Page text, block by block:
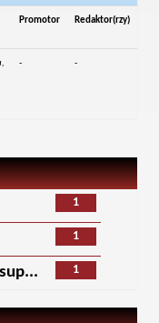
Promotor Redaktor(rzy)
- -
1
1
1